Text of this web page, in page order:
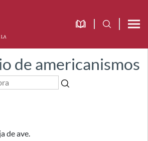
de americanismos
de ave.